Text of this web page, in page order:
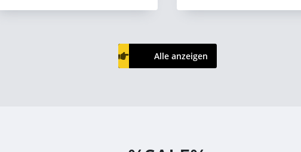
 Alle anzeigen